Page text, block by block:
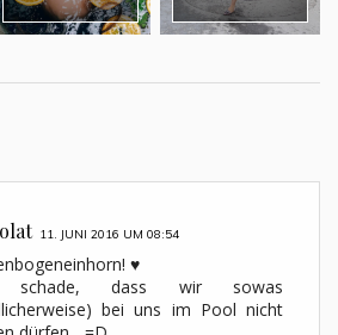
11. JUNI 2016 UM 08:54
♥
schade, dass wir sowas
bei uns im Pool nicht